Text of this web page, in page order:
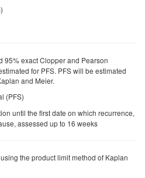
95% exact Clopper and Pearson
for PFS. PFS will be estimated
and Meier.
(PFS)
until the first date on which recurrence,
assessed up to 16 weeks
the product limit method of Kaplan